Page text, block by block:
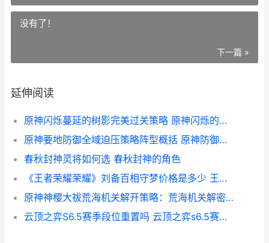
没有了！
下一篇 »
延伸阅读
原神闪烁蔓延的树影完美过关策略 原神闪烁的群星
原神要地防御全域迫压策略阵型概括 原神防御机制
春秋封神灵将如何选 春秋封神的角色
《王者荣耀荣耀》刘备百相守梦价格是多少 王者荣耀荣耀水晶保底多少
原神神樱大祓荒海机关解开策略：荒海机关解密方式锦集[多图] 原神神樱大祓荒废神社任务攻略
云顶之弈S6.5赛季段位重置吗 云顶之弈s6.5赛季五费卡